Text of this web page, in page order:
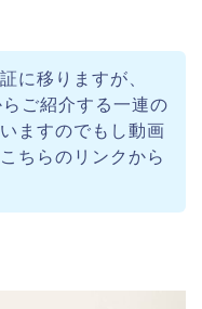
に移りますが、
ご紹介する一連の
ますのでもし動画
ちらのリンクから